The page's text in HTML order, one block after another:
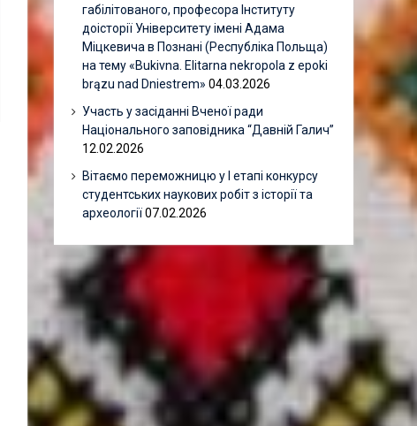
габілітованого, професора Інституту
доісторії Університету імені Адама
Міцкевича в Познані (Республіка Польща)
на тему «Bukivna. Elitarna nekropola z epoki
brązu nad Dniestrem» 04.03.2026
Участь у засіданні Вченої ради
Національного заповідника “Давній Галич”
12.02.2026
Вітаємо переможницю у І етапі конкурсу
студентських наукових робіт з історії та
археології07.02.2026